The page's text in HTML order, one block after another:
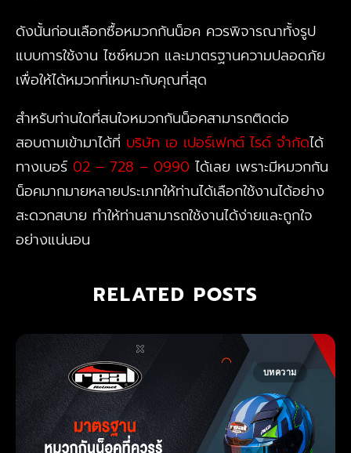
ดังนั้นก่อนเลือกซื้อหมวกกันน็อค ควรพิจารณาทั้งรูป
แบบการใช้งาน ไซซ์หมวก และมาตรฐานความปลอดภัย
เพื่อให้ได้หมวกที่เหมาะกับคุณที่สุด
สำหรับท่านใดที่สนใจหมวกกันน็อคสามารถติดต่อ
สอบถามเข้ามาได้ที่ บริษัท เอ เปอร์เฟกต์ ไรด์ จำกัดได้
ทางเบอร์ 02 – 728 – 0990 ได้เลย เพราะมีหมวกกัน
น็อคมากมายหลายประเภทให้ท่านได้เลือกใช้งานได้อย่าง
สะดวกสบาย ทำให้ท่านสามารถใช้งานได้ง่ายและถูกใจ
อย่างแน่นอน
RELATED POSTS
บทความ